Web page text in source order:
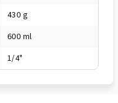
430 g
600 ml
1/4"